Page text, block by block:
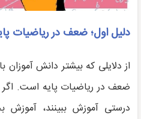
دلیل اول؛ ضعف در ریاضیات
از دلایلی که بیشتر دانش
ضعف در ریاضیات پایه است. اگر
درستی آموزش ببینند،